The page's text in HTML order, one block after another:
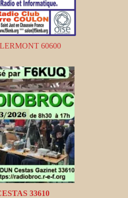
60600
33610